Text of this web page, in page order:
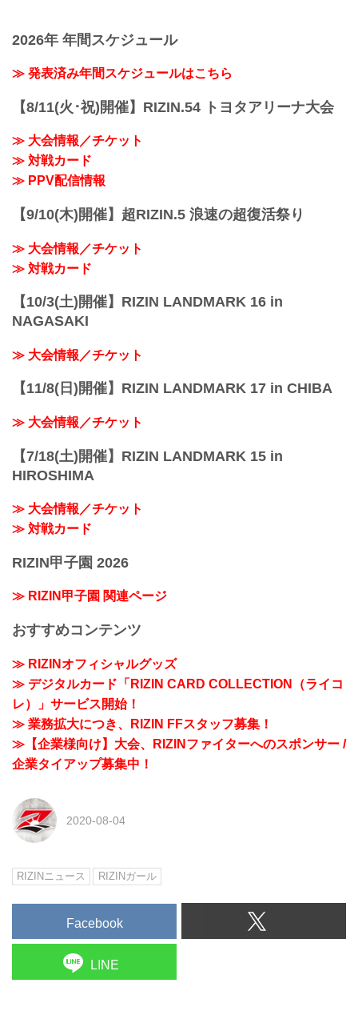
2026年 年間スケジュール
≫ 発表済み年間スケジュールはこちら
【8/11(火･祝)開催】RIZIN.54 トヨタアリーナ大会
≫ 大会情報／チケット
≫ 対戦カード
≫ PPV配信情報
【9/10(木)開催】超RIZIN.5 浪速の超復活祭り
≫ 大会情報／チケット
≫ 対戦カード
【10/3(土)開催】RIZIN LANDMARK 16 in
NAGASAKI
≫ 大会情報／チケット
【11/8(日)開催】RIZIN LANDMARK 17 in CHIBA
≫ 大会情報／チケット
【7/18(土)開催】RIZIN LANDMARK 15 in
HIROSHIMA
≫ 大会情報／チケット
≫ 対戦カード
RIZIN甲子園 2026
≫ RIZIN甲子園 関連ページ
おすすめコンテンツ
≫ RIZINオフィシャルグッズ
≫ デジタルカード「RIZIN CARD COLLECTION（ライコ
レ）」サービス開始！
≫ 業務拡大につき、RIZIN FFスタッフ募集！
≫【企業様向け】大会、RIZINファイターへのスポンサー /
企業タイアップ募集中！
2020-08-04
RIZINニュース RIZINガール
Facebook
LINE